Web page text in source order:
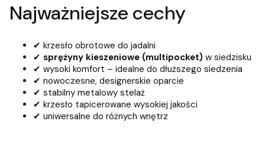
Najważniejsze cechy
✔ krzesło obrotowe do jadalni
✔ sprężyny kieszeniowe (multipocket) w siedzisku
✔ wysoki komfort – idealne do dłuższego siedzenia
✔ nowoczesne, designerskie oparcie
✔ stabilny metalowy stelaż
✔ krzesło tapicerowane wysokiej jakości
✔ uniwersalne do różnych wnętrz